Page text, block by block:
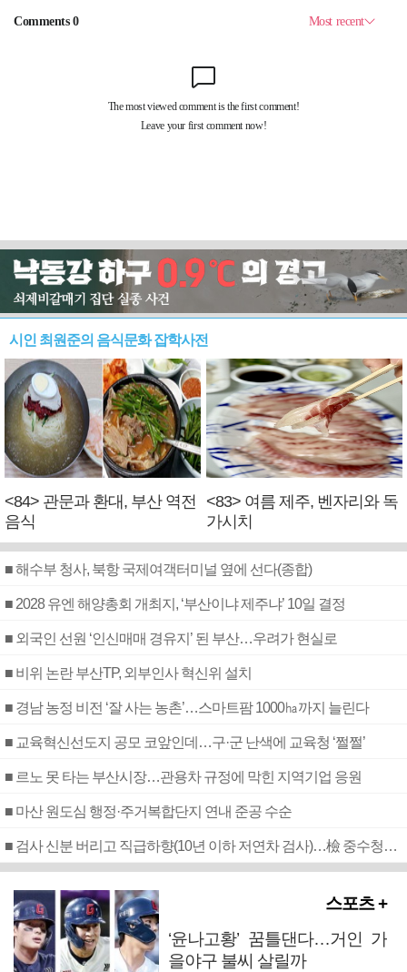
시인 최원준의 음식문화 잡학사전
<84> 관문과 환대, 부산 역전
음식
<83> 여름 제주, 벤자리와 독
가시치
■ 해수부 청사, 북항 국제여객터미널 옆에 선다(종합)
■ 2028 유엔 해양총회 개최지, ‘부산이냐 제주냐’ 10일 결정
■ 외국인 선원 ‘인신매매 경유지’ 된 부산…우려가 현실로
■ 비위 논란 부산TP, 외부인사 혁신위 설치
■ 경남 농정 비전 ‘잘 사는 농촌’…스마트팜 1000㏊까지 늘린다
■ 교육혁신선도지 공모 코앞인데…구·군 난색에 교육청 ‘쩔쩔’
■ 르노 못 타는 부산시장…관용차 규정에 막힌 지역기업 응원
■ 마산 원도심 행정·주거복합단지 연내 준공 수순
■ 검사 신분 버리고 직급하향(10년 이하 저연차 검사)…檢 중수청행 기피
스포츠 +
‘윤나고황’ 꿈틀댄다…거인 가
을야구 불씨 살릴까